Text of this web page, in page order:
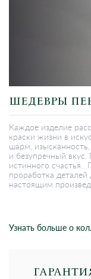
ШЕДЕВРЫ
Каждое изделие
краски жизни в
шарм,
и безупречный
истинного счастья.
проработка
настоящим
Узнать больше о